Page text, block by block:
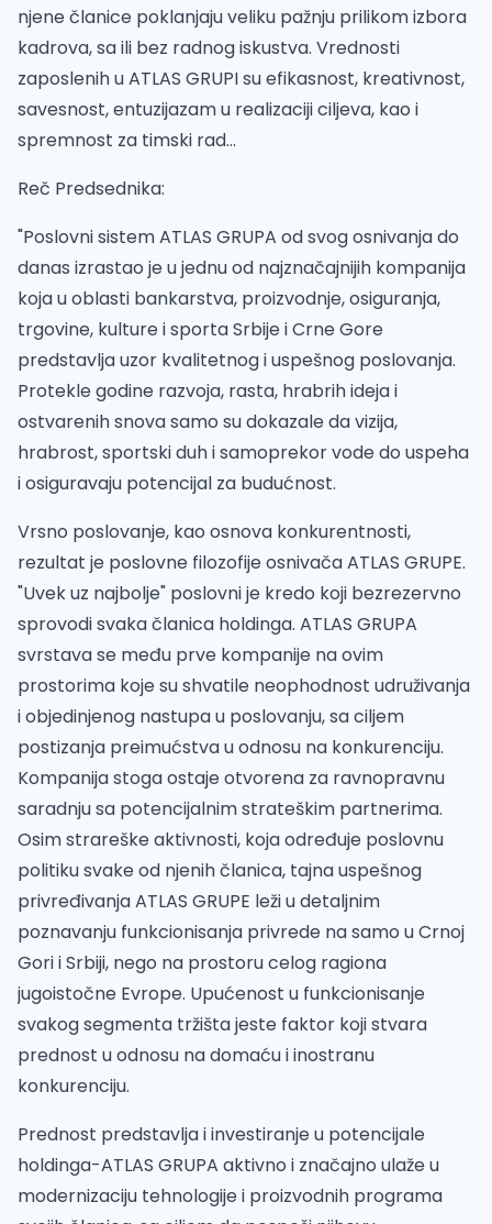
njene članice poklanjaju veliku pažnju prilikom izbora
kadrova, sa ili bez radnog iskustva. Vrednosti
zaposlenih u ATLAS GRUPI su efikasnost, kreativnost,
savesnost, entuzijazam u realizaciji ciljeva, kao i
spremnost za timski rad...
Reč Predsednika:
"Poslovni sistem ATLAS GRUPA od svog osnivanja do
danas izrastao je u jednu od najznačajnijih kompanija
koja u oblasti bankarstva, proizvodnje, osiguranja,
trgovine, kulture i sporta Srbije i Crne Gore
predstavlja uzor kvalitetnog i uspešnog poslovanja.
Protekle godine razvoja, rasta, hrabrih ideja i
ostvarenih snova samo su dokazale da vizija,
hrabrost, sportski duh i samoprekor vode do uspeha
i osiguravaju potencijal za budućnost.
Vrsno poslovanje, kao osnova konkurentnosti,
rezultat je poslovne filozofije osnivača ATLAS GRUPE.
"Uvek uz najbolje" poslovni je kredo koji bezrezervno
sprovodi svaka članica holdinga. ATLAS GRUPA
svrstava se među prve kompanije na ovim
prostorima koje su shvatile neophodnost udruživanja
i objedinjenog nastupa u poslovanju, sa ciljem
postizanja preimućstva u odnosu na konkurenciju.
Kompanija stoga ostaje otvorena za ravnopravnu
saradnju sa potencijalnim strateškim partnerima.
Osim strareške aktivnosti, koja određuje poslovnu
politiku svake od njenih članica, tajna uspešnog
privređivanja ATLAS GRUPE leži u detaljnim
poznavanju funkcionisanja privrede na samo u Crnoj
Gori i Srbiji, nego na prostoru celog ragiona
jugoistočne Evrope. Upućenost u funkcionisanje
svakog segmenta tržišta jeste faktor koji stvara
prednost u odnosu na domaću i inostranu
konkurenciju.
Prednost predstavlja i investiranje u potencijale
holdinga-ATLAS GRUPA aktivno i značajno ulaže u
modernizaciju tehnologije i proizvodnih programa